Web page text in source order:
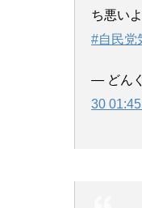
ち悪いよ
#自民党
— どん
30